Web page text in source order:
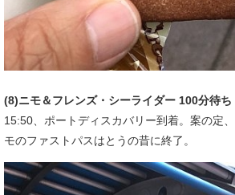
(8)ニモ＆フレンズ・シーライダー 100分待ち
15:50、ポートディスカバリー到着。案の定
モのファストパスはとうの昔に終了。